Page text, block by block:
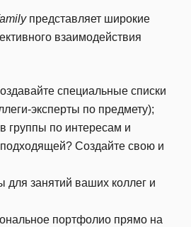
представляет широкие
взаимодействия
специальные списки
эксперты по предмету);
группы по интересам и
Создайте свою и
для занятий ваших коллег и
портфолио прямо на